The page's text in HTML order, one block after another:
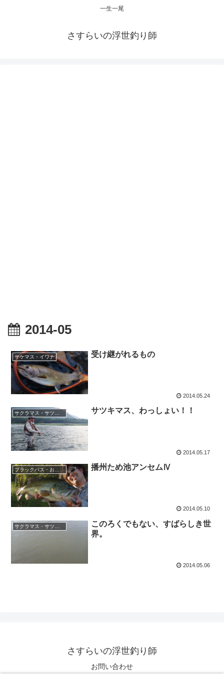
一生一尾
さすらいの浮世釣り師
2014-05
サケマス・イワナ 受け継がれるもの
2014.05.24
サクラマス・サツキマス サツキマス、わっしょい！！
2014.05.17
播州ため池アンセムⅣ
2014.05.10
このろくでもない、すばらしき世
界。
2014.05.06
さすらいの浮世釣り師
お問い合わせ